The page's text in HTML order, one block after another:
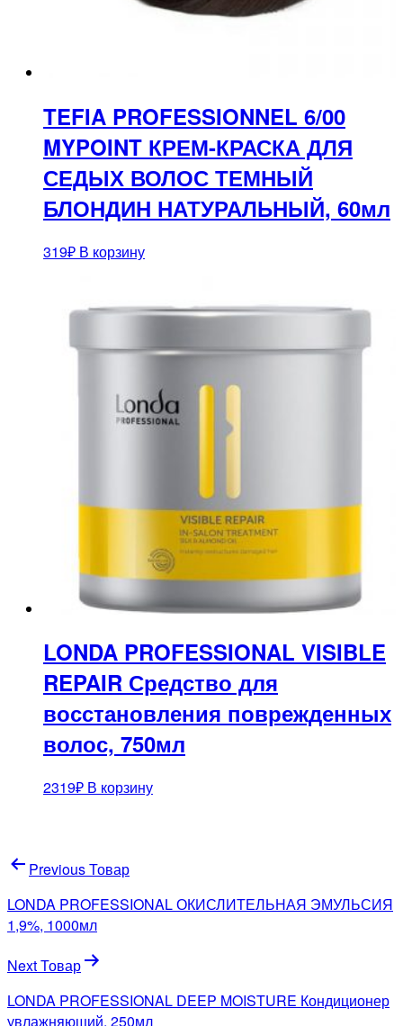
TEFIA PROFESSIONNEL 6/00
MYPOINT КРЕМ-КРАСКА ДЛЯ
СЕДЫХ ВОЛОС ТЕМНЫЙ
БЛОНДИН НАТУРАЛЬНЫЙ, 60мл
319₽ В корзину
LONDA PROFESSIONAL VISIBLE
REPAIR Средство для
восстановления поврежденных
волос, 750мл
2319₽ В корзину
Навигация
по
записям
Previous Товар
LONDA PROFESSIONAL ОКИСЛИТЕЛЬНАЯ ЭМУЛЬСИЯ
1,9%, 1000мл
Next Товар
LONDA PROFESSIONAL DEEP MOISTURE Кондиционер
увлажняющий, 250мл